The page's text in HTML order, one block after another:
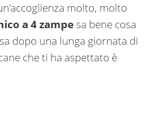
molto, molto
a 4 zampesa bene cosa
dopo una lunga giornata di
che ti ha aspettato è